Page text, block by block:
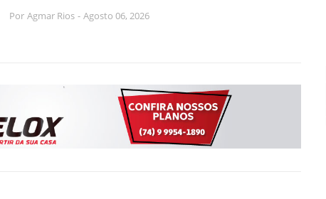
Por Agmar Rios - Agosto 06, 2026